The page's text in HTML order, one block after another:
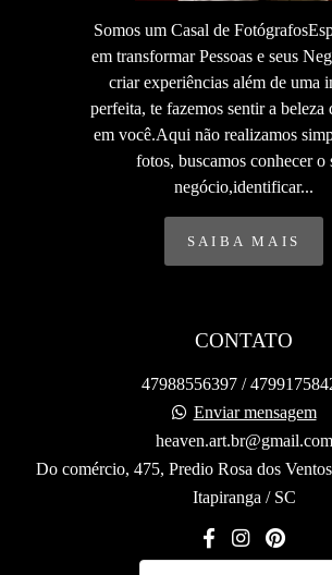
Somos um Casal de
em transformar Pessoas e seus
criar experiências além de uma
perfeita, te fazemos sentir a beleza
em você.Aqui não realizamos
fotos, buscamos conhecer o
negócio,identificar...
SAIBA MAIS
CONTATO
47988556397 /
Enviar mensagem
heaven.art.br@gmail.com
Do comércio, 475, Predio Rosa dos
Itapiranga / SC